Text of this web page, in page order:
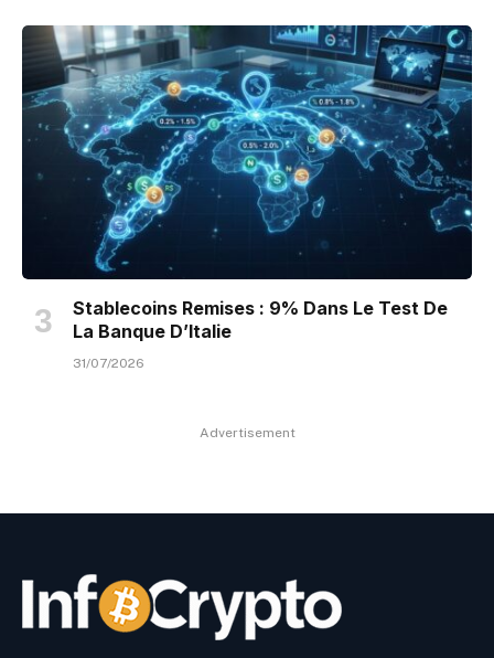
Stablecoins Remises : 9% Dans Le Test De
La Banque D’Italie
31/07/2026
Advertisement